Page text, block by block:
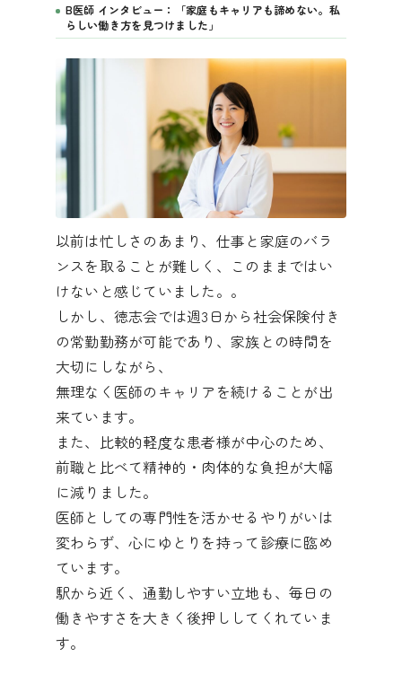
B医師 インタビュー：「家庭もキャリアも諦めない。私
らしい働き方を見つけました」
以前は忙しさのあまり、仕事と家庭のバラ
ンスを取ることが難しく、このままではい
けないと感じていました。。
しかし、徳志会では週3日から社会保険付き
の常勤勤務が可能であり、家族との時間を
大切にしながら、
無理なく医師のキャリアを続けることが出
来ています。
また、比較的軽度な患者様が中心のため、
前職と比べて精神的・肉体的な負担が大幅
に減りました。
医師としての専門性を活かせるやりがいは
変わらず、心にゆとりを持って診療に臨め
ています。
駅から近く、通勤しやすい立地も、毎日の
働きやすさを大きく後押ししてくれていま
す。